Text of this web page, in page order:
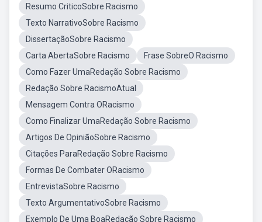
Resumo CriticoSobre Racismo
Texto NarrativoSobre Racismo
DissertaçãoSobre Racismo
Carta AbertaSobre Racismo
Frase SobreO Racismo
Como Fazer UmaRedação Sobre Racismo
Redação Sobre RacismoAtual
Mensagem Contra ORacismo
Como Finalizar UmaRedação Sobre Racismo
Artigos De OpiniãoSobre Racismo
Citações ParaRedação Sobre Racismo
Formas De Combater ORacismo
EntrevistaSobre Racismo
Texto ArgumentativoSobre Racismo
Exemplo De Uma BoaRedação Sobre Racismo